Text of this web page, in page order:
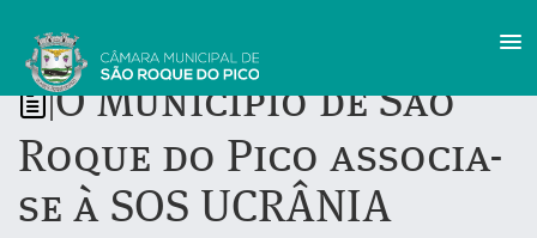
O Município de São
Roque do Pico associa-
se à SOS UCRÂNIA